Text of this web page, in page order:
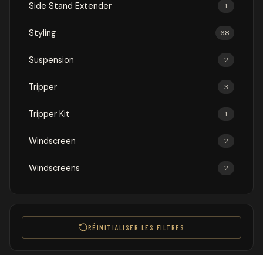
Side Stand Extender 1
Styling 68
Suspension 2
Tripper 3
Tripper Kit 1
Windscreen 2
Windscreens 2
RÉINITIALISER LES FILTRES